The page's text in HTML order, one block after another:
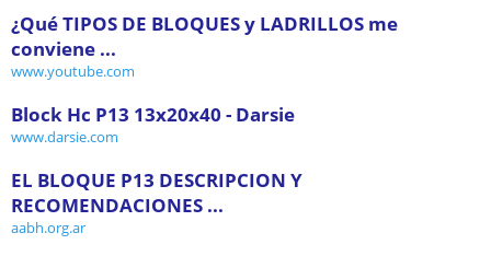
¿Qué TIPOS DE BLOQUES y LADRILLOS me
conviene ...
www.youtube.com
Block Hc P13 13x20x40 - Darsie
www.darsie.com
EL BLOQUE P13 DESCRIPCION Y
RECOMENDACIONES ...
aabh.org.ar